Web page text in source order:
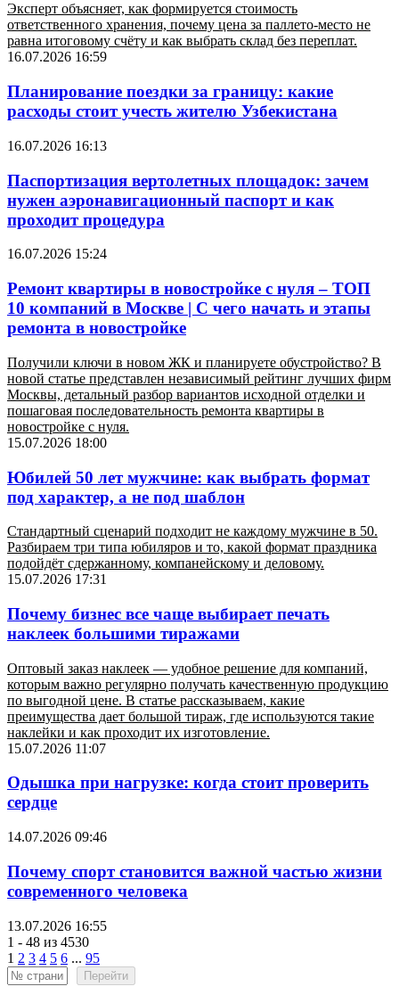
Эксперт объясняет, как формируется стоимость
ответственного хранения, почему цена за паллето-место не
равна итоговому счёту и как выбрать склад без переплат.
16.07.2026 16:59
Планирование поездки за границу: какие
расходы стоит учесть жителю Узбекистана
16.07.2026 16:13
Паспортизация вертолетных площадок: зачем
нужен аэронавигационный паспорт и как
проходит процедура
16.07.2026 15:24
Ремонт квартиры в новостройке с нуля – ТОП
10 компаний в Москве | С чего начать и этапы
ремонта в новостройке
Получили ключи в новом ЖК и планируете обустройство? В
новой статье представлен независимый рейтинг лучших фирм
Москвы, детальный разбор вариантов исходной отделки и
пошаговая последовательность ремонта квартиры в
новостройке с нуля.
15.07.2026 18:00
Юбилей 50 лет мужчине: как выбрать формат
под характер, а не под шаблон
Стандартный сценарий подходит не каждому мужчине в 50.
Разбираем три типа юбиляров и то, какой формат праздника
подойдёт сдержанному, компанейскому и деловому.
15.07.2026 17:31
Почему бизнес все чаще выбирает печать
наклеек большими тиражами
Оптовый заказ наклеек — удобное решение для компаний,
которым важно регулярно получать качественную продукцию
по выгодной цене. В статье рассказываем, какие
преимущества дает большой тираж, где используются такие
наклейки и как проходит их изготовление.
15.07.2026 11:07
Одышка при нагрузке: когда стоит проверить
сердце
14.07.2026 09:46
Почему спорт становится важной частью жизни
современного человека
13.07.2026 16:55
1 - 48 из 4530
1 2 3 4 5 6 ... 95
Перейти